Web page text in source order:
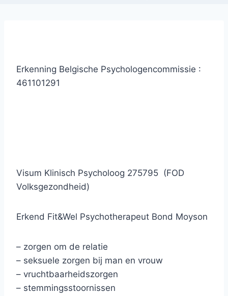
Erkenning Belgische Psychologencommissie :
461101291
Visum Klinisch Psycholoog 275795 (FOD
Volksgezondheid)
Erkend Fit&Wel Psychotherapeut Bond Moyson
– zorgen om de relatie
– seksuele zorgen bij man en vrouw
– vruchtbaarheidszorgen
– stemmingsstoornissen